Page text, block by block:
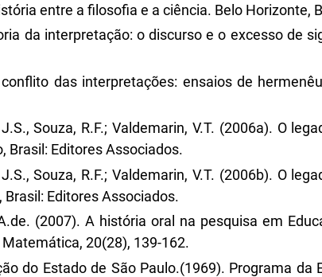
entre a filosofia e a ciência. Belo Horizonte,
da interpretação: o discurso e o excesso de
conflito das interpretações: ensaios de
Souza, R.F.; Valdemarin, V.T. (2006a). O
Brasil: Editores Associados.
Souza, R.F.; Valdemarin, V.T. (2006b). O
Brasil: Editores Associados.
(2007). A história oral na pesquisa em
20(28), 139-162.
do Estado de São Paulo.(1969). Programa da